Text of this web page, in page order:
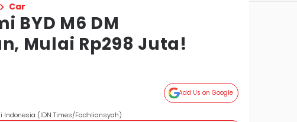
Car
BYD M6 DM
Mulai Rp298 Juta!
Add Us on Google
Indonesia (IDN Times/Fadhliansyah)